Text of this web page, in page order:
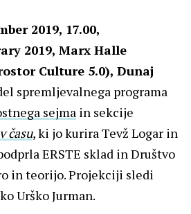
2019, 17.00,
2019, Marx Halle
Culture 5.0), Dunaj
spremljevalnega programa
sejma in sekcije
času, ki jo kurira Tevž Logar in
ERSTE sklad in Društvo
in teorijo. Projekciji sledi
Urško Jurman.